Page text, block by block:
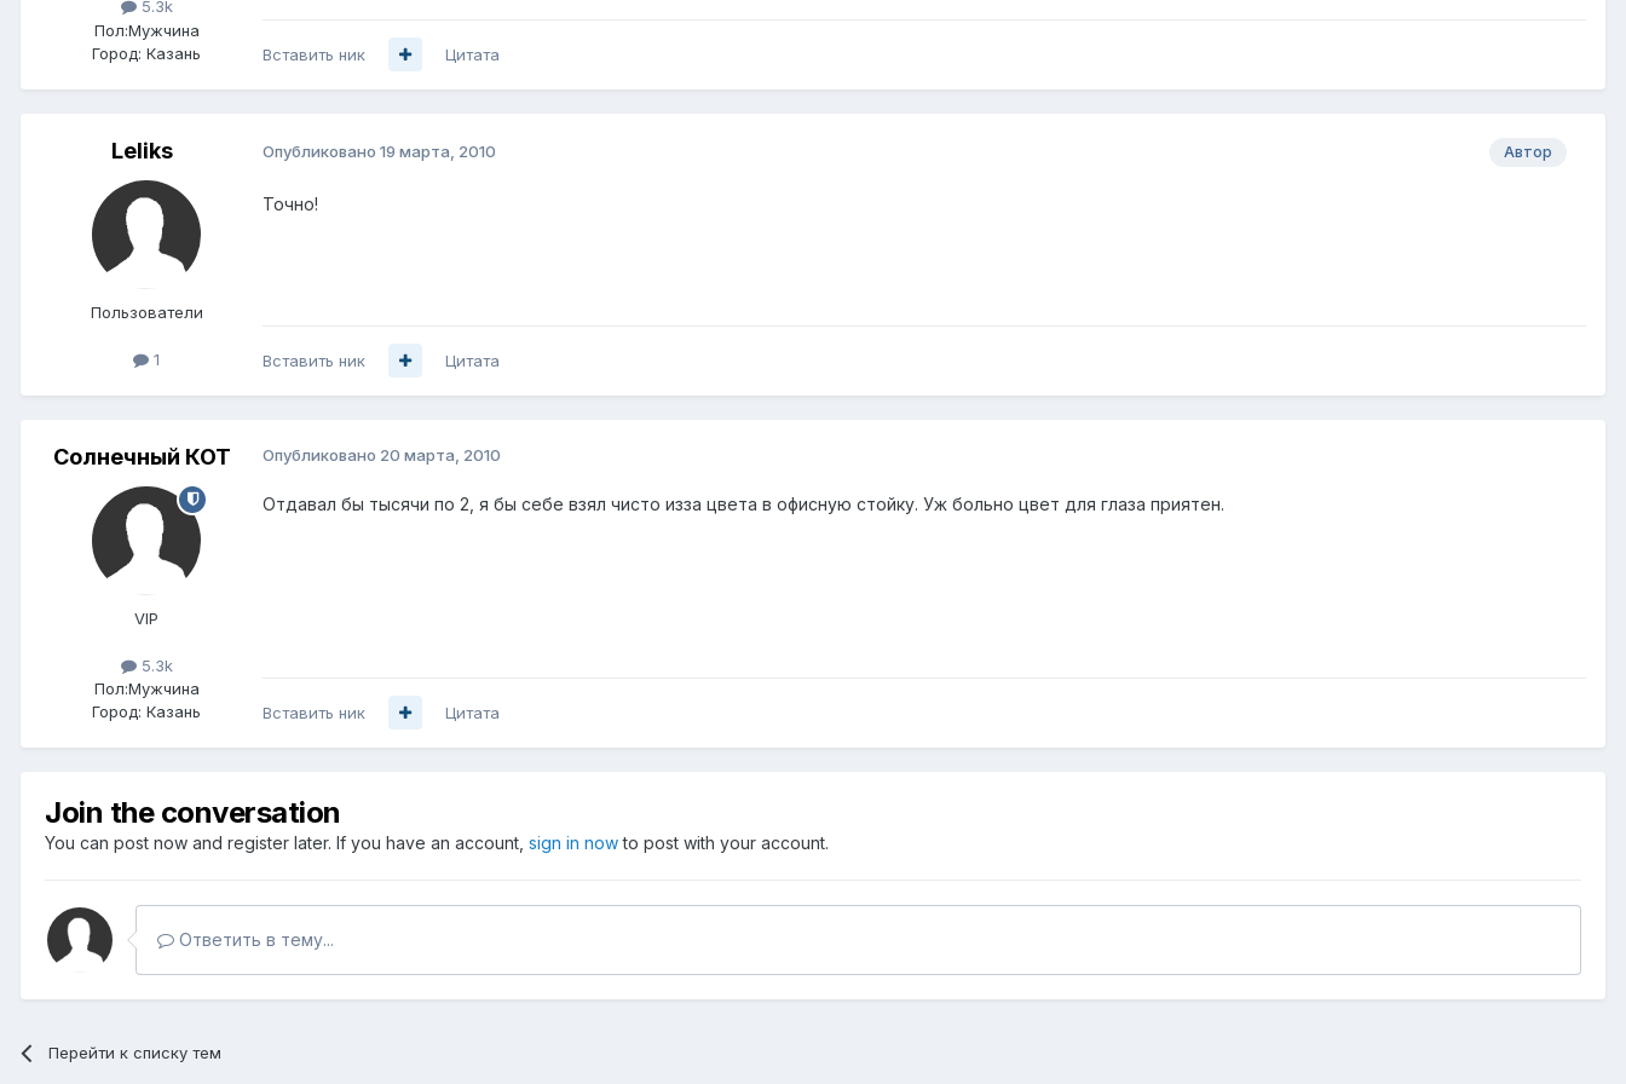
5.3k
Пол:Мужчина
Город: Казань Вставить ник Цитата
Leliks
Пользователи
1
Автор
Опубликовано 19 марта, 2010
Точно!
Вставить ник Цитата
Солнечный КОТ
VIP
5.3k
Пол:Мужчина
Город: Казань
Опубликовано 20 марта, 2010
Отдавал бы тысячи по 2, я бы себе взял чисто изза цвета в офисную стойку. Уж больно цвет для глаза приятен.
Вставить ник Цитата
Join the conversation
You can post now and register later. If you have an account, sign in nowto post with your account.
Ответить в тему...
Перейти к списку тем